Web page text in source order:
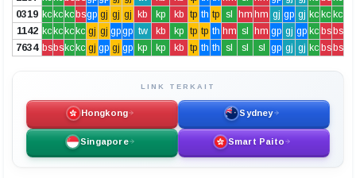
0319 kckckcbsgp gj gj gj kb kp kb tp th tp sl hm hm gj gp gj kc kc kc
1142 kckckckc gj gj gpgp tw kb kp tp tp th hm sl hm gp gj gp kc bsbs
7634 bsbskckc gj gp gj gp kp kp kb tp th th sl sl sl gp gj gj kc bsbs
LINK TERKAIT
Hongkong Sydney
Singapore Smart Paito